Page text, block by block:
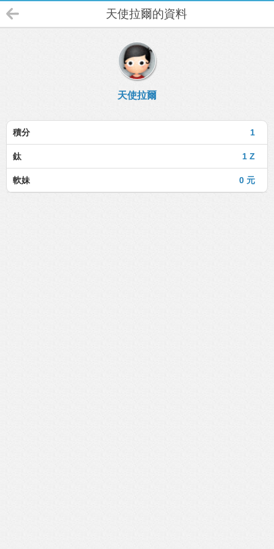
天使拉爾的資料
天使拉爾
1
積分
1 Z
鈦
0 元
軟妹